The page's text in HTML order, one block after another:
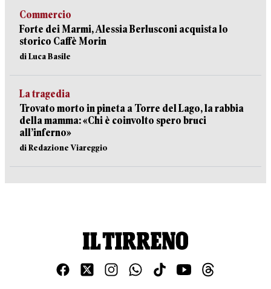
Commercio
Forte dei Marmi, Alessia Berlusconi acquista lo
storico Caffè Morin
di Luca Basile
La tragedia
Trovato morto in pineta a Torre del Lago, la rabbia
della mamma: «Chi è coinvolto spero bruci
all’inferno»
di Redazione Viareggio